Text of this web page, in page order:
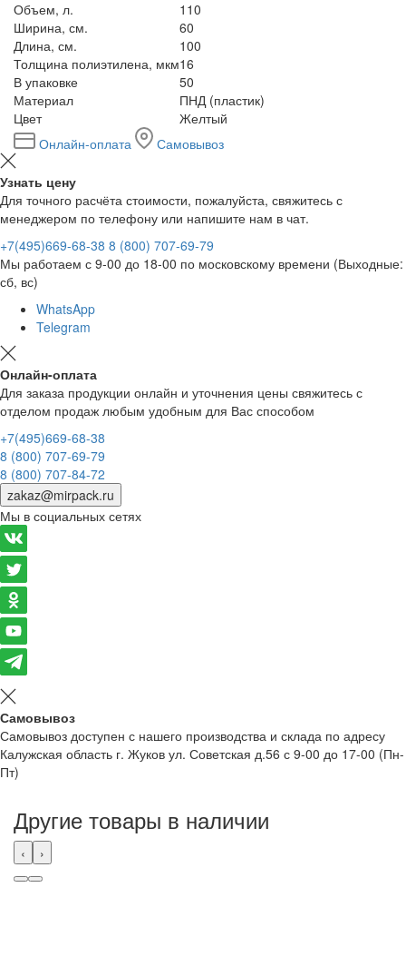
Объем, л.
110
Ширина, см.
60
Длина, см.
100
Толщина полиэтилена, мкм16
В упаковке
50
Материал
ПНД (пластик)
Цвет
Желтый
Онлайн-оплата
Самовывоз
Узнать цену
Для точного расчёта стоимости, пожалуйста, свяжитесь с
менеджером по телефону или напишите нам в чат.
+7(495)669-68-38 8 (800) 707-69-79
Мы работаем с 9-00 до 18-00 по московскому времени (Выходные:
сб, вс)
WhatsApp
Telegram
Онлайн-оплата
Для заказа продукции онлайн и уточнения цены свяжитесь с
отделом продаж любым удобным для Вас способом
+7(495)669-68-38
8 (800) 707-69-79
8 (800) 707-84-72
zakaz@mirpack.ru
Мы в социальных сетях
Самовывоз
Самовывоз доступен с нашего производства и склада по адресу
Калужская область г. Жуков ул. Советская д.56 с 9-00 до 17-00 (Пн-
Пт)
Другие товары в наличии
‹ ›